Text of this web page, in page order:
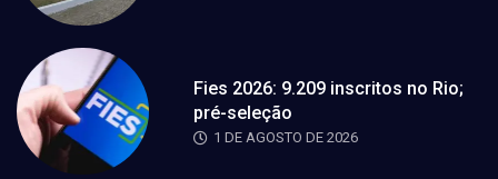
Fies 2026: 9.209 inscritos no Rio;
pré-seleção
1 DE AGOSTO DE 2026